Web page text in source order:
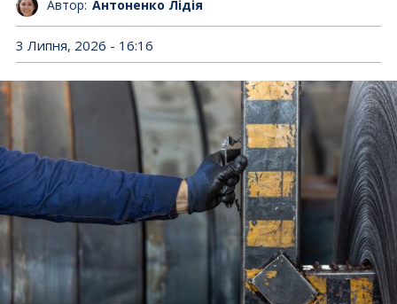
Автор: Антоненко Лідія
3 Липня, 2026 - 16:16